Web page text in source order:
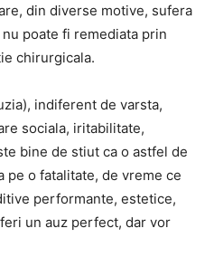
din diverse motive, sufera
poate fi remediata prin
chirurgicala.
indiferent de varsta,
sociala, iritabilitate,
bine de stiut ca o astfel de
pe o fatalitate, de vreme ce
performante, estetice,
un auz perfect, dar vor